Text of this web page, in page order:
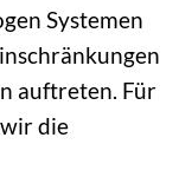
Systemen
auftreten. Für
die